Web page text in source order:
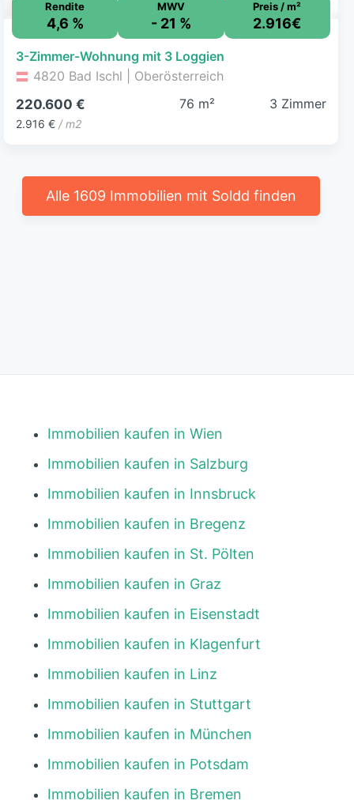
Rendite
4,6 %
MWV
- 21 %
Preis / m²
2.916€
3-Zimmer-Wohnung mit 3 Loggien
4820 Bad Ischl | Oberösterreich
220.600 €
2.916 € / m2
76 m² 3 Zimmer
Alle 1609 Immobilien mit Soldd finden
Immobilien kaufen in Wien
Immobilien kaufen in Salzburg
Immobilien kaufen in Innsbruck
Immobilien kaufen in Bregenz
Immobilien kaufen in St. Pölten
Immobilien kaufen in Graz
Immobilien kaufen in Eisenstadt
Immobilien kaufen in Klagenfurt
Immobilien kaufen in Linz
Immobilien kaufen in Stuttgart
Immobilien kaufen in München
Immobilien kaufen in Potsdam
Immobilien kaufen in Bremen